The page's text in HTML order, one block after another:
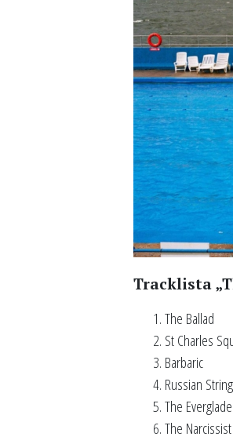
Tracklista
The Ballad
St Charles
Barbaric
Russian
The
The Narcissist